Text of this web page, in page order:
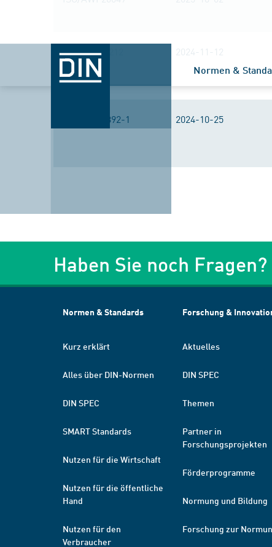
Normen &
ISO/DIS 25212 2024-11-12
ISO/CD 25392-1 2024-10-25
Haben Sie noch Fragen?
Normen & Standards
Kurz erklärt
Alles über DIN-Normen
DIN SPEC
SMART Standards
Nutzen für die Wirtschaft
Nutzen für die öffentliche
Hand
Nutzen für den
Verbraucher
Forschung &
Aktuelles
DIN SPEC
Themen
Partner in
Forschungsprojekten
Förderprogramme
Normung und Bildung
Forschung zur